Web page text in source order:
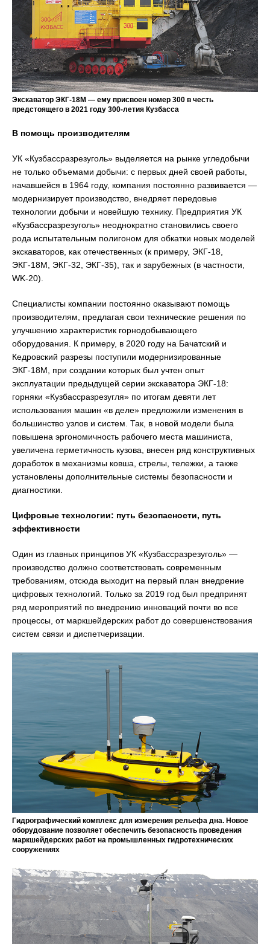
Экскаватор ЭКГ-18М — ему присвоен номер 300 в честь
предстоящего в 2021 году 300-летия Кузбасса
В помощь производителям
УК «Кузбассразрезуголь» выделяется на рынке угледобычи
не только объемами добычи: с первых дней своей работы,
начавшейся в 1964 году, компания постоянно развивается —
модернизирует производство, внедряет передовые
технологии добычи и новейшую технику. Предприятия УК
«Кузбассразрезуголь» неоднократно становились своего
рода испытательным полигоном для обкатки новых моделей
экскаваторов, как отечественных (к примеру, ЭКГ-18,
ЭКГ-18М, ЭКГ-32, ЭКГ-35), так и зарубежных (в частности,
WK-20).
Специалисты компании постоянно оказывают помощь
производителям, предлагая свои технические решения по
улучшению характеристик горнодобывающего
оборудования. К примеру, в 2020 году на Бачатский и
Кедровский разрезы поступили модернизированные
ЭКГ-18М, при создании которых был учтен опыт
эксплуатации предыдущей серии экскаватора ЭКГ-18:
горняки «Кузбассразрезугля» по итогам девяти лет
использования машин «в деле» предложили изменения в
большинство узлов и систем. Так, в новой модели была
повышена эргономичность рабочего места машиниста,
увеличена герметичность кузова, внесен ряд конструктивных
доработок в механизмы ковша, стрелы, тележки, а также
установлены дополнительные системы безопасности и
диагностики.
Цифровые технологии: путь безопасности, путь
эффективности
Один из главных принципов УК «Кузбассразрезуголь» —
производство должно соответствовать современным
требованиям, отсюда выходит на первый план внедрение
цифровых технологий. Только за 2019 год был предпринят
ряд мероприятий по внедрению инноваций почти во все
процессы, от маркшейдерских работ до совершенствования
систем связи и диспетчеризации.
Гидрографический комплекс для измерения рельефа дна. Новое
оборудование позволяет обеспечить безопасность проведения
маркшейдерских работ на промышленных гидротехнических
сооружениях